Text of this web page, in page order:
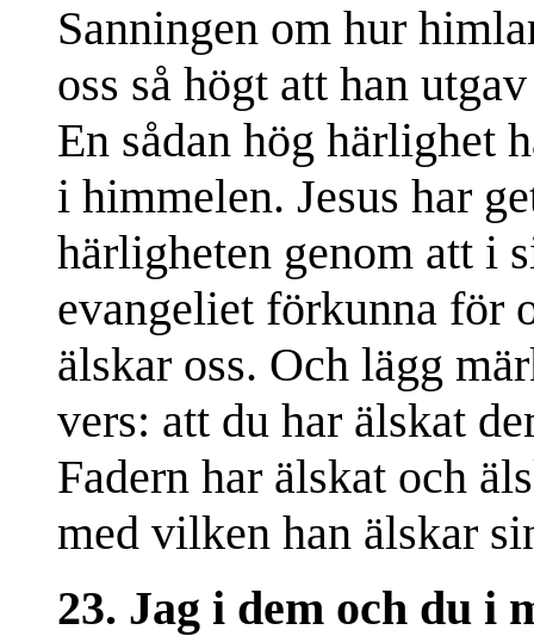
Sanningen om hur
oss så högt att han
En sådan hög härlighet
i himmelen. Jesus har
härligheten genom att i
evangeliet förkunna för
älskar oss. Och lägg
vers: att du har älskat
Fadern har älskat och
med vilken han älskar
23. Jag i dem och du i